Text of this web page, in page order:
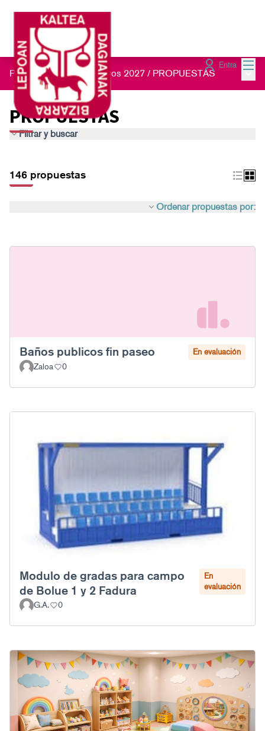
Entra
Presupuestos Participativos 2027 / PROPUESTAS
PROPUESTAS
Filtrar y buscar
146 propuestas
Ordenar propuestas por:
Baños publicos fin paseo
En evaluación
Zaloa
0
Modulo de gradas para campo
de Bolue 1 y 2 Fadura
En
evaluación
G.A.
0